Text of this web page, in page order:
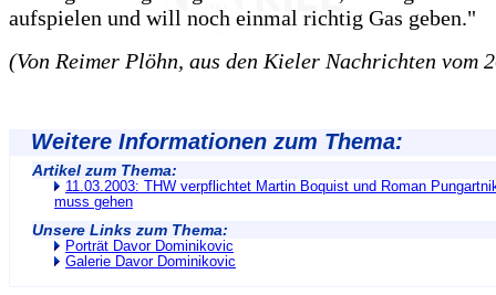
aufspielen und will noch einmal richtig Gas geben."
(Von Reimer Plöhn, aus den Kieler Nachrichten vom
Weitere Informationen zum Thema:
Artikel zum Thema:
11.03.2003: THW verpflichtet Martin Boquist und Roman
muss gehen
Unsere Links zum Thema:
Porträt Davor Dominikovic
Galerie Davor Dominikovic